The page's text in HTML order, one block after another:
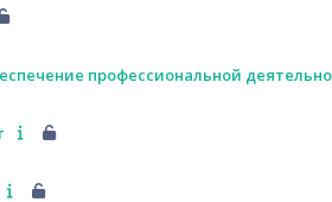
профессиональной